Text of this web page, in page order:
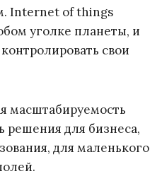
Internet of things
уголке планеты, и
свои
масштабируемость
решения для бизнеса,
для маленького